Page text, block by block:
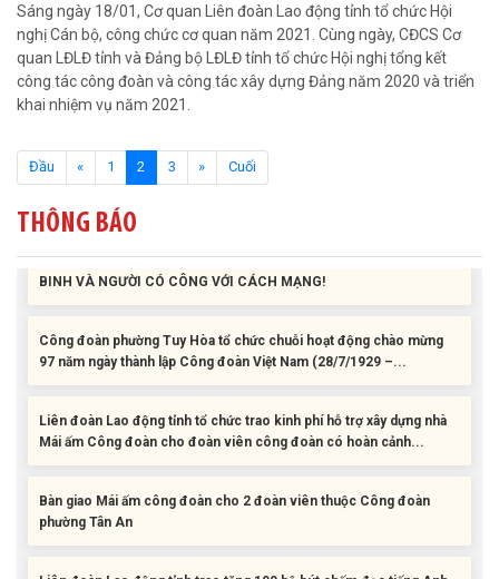
Sáng ngày 18/01, Cơ quan Liên đoàn Lao động tỉnh tổ chức Hội
nghị Cán bộ, công chức cơ quan năm 2021. Cùng ngày, CĐCS Cơ
quan LĐLĐ tỉnh và Đảng bộ LĐLĐ tỉnh tổ chức Hội nghị tổng kết
công tác công đoàn và công tác xây dựng Đảng năm 2020 và triển
khai nhiệm vụ năm 2021.
Đầu « 1 2 (current)
3 » Cuối
THÔNG BÁO
Bàn giao Mái ấm công đoàn cho 2 đoàn viên thuộc Công đoàn
phường Tân An
Liên đoàn Lao động tỉnh trao tặng 100 bộ bút chấm đọc tiếng Anh
ĐỜI ĐỜI GHI NHỚ CÔNG ƠN CÁC ANH HÙNG LIỆT SĨ, THƯƠNG
BINH VÀ NGƯỜI CÓ CÔNG VỚI CÁCH MẠNG!
Công đoàn phường Tuy Hòa tổ chức chuỗi hoạt động chào mừng
97 năm ngày thành lập Công đoàn Việt Nam (28/7/1929 –...
Liên đoàn Lao động tỉnh tổ chức trao kinh phí hỗ trợ xây dựng nhà
Mái ấm Công đoàn cho đoàn viên công đoàn có hoàn cảnh...
Bàn giao Mái ấm công đoàn cho 2 đoàn viên thuộc Công đoàn
phường Tân An
Liên đoàn Lao động tỉnh trao tặng 100 bộ bút chấm đọc tiếng Anh
cho con đoàn viên, người lao động khó khăn trước khai...